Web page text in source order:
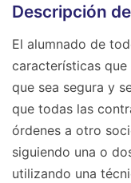
Descripción
El alumnado de
características que
que sea segura y
que todas las
órdenes a otro
siguiendo una o
utilizando una